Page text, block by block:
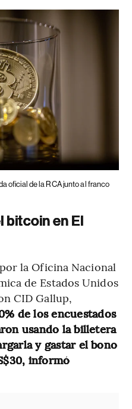
oficial de la RCA junto al franco
bitcoin en El
la Oficina Nacional
de Estados Unidos
CID Gallup,
de los encuestados
usando la billetera
y gastar el bono
informó